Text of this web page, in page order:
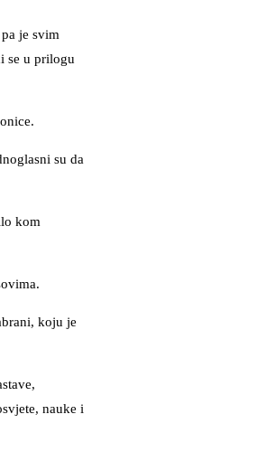
je svim
se u prilogu
su da
kom
koju je
nauke i